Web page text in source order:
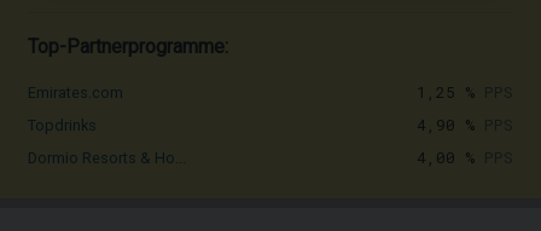
Top-Partnerprogramme:
Emirates.com 1,25 %
Topdrinks 4,90 %
Dormio Resorts & Ho... 4,00 %